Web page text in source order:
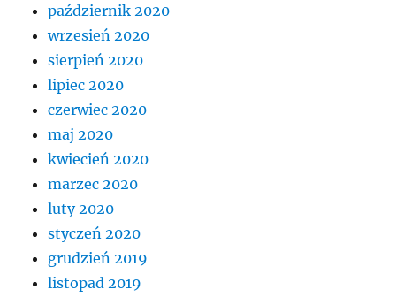
październik 2020
wrzesień 2020
sierpień 2020
lipiec 2020
czerwiec 2020
maj 2020
kwiecień 2020
marzec 2020
luty 2020
styczeń 2020
grudzień 2019
listopad 2019